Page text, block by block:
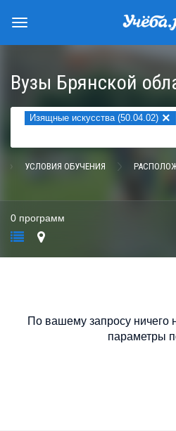
Вузы Брянской
Изящные искусства (50.04.02) ×
УСЛОВИЯ ОБУЧЕНИЯ
0 программ
По вашему запросу ничего
параметры